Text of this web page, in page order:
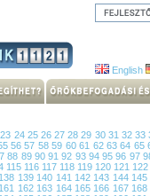
English
23 24 25 26272829 30 31 32 33
5657 5859 6061 62 6364 65
88 89 909192 93 949596 97
115 116 117 118 119 120 121 122
138 139 140 141 142 143 144 145
161 162 163 164 165 166 167 168